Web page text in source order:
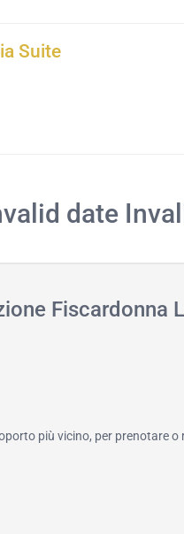
Suite
date
Fiscardonna
più vicino, per prenotare